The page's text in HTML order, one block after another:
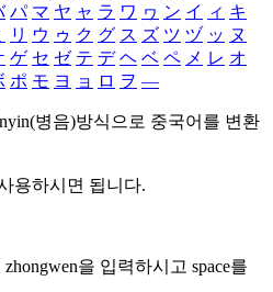
パ マ ヤ ャ ラ ワ ヮ ン イ ィ キ
リ ウ ゥ ク グ ス ズ ツ ヅ ッ ヌ
ゲ セ ゼ テ デ ヘ ベ ペ メ レ オ
ポ モ ヨ ョ ロ ヲ ―
병음)방식으로 중국어를 변환
용하시면 됩니다.
zhongwen을 입력하시고 space를